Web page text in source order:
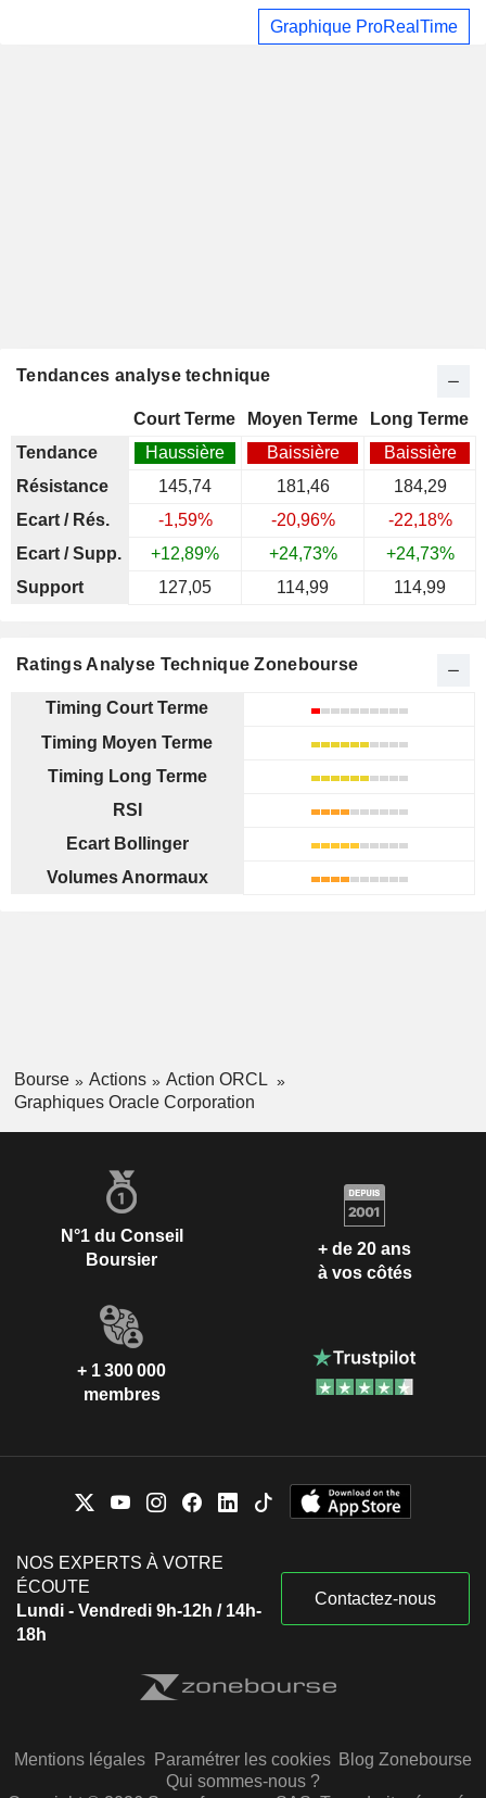
Graphique ProRealTime
Tendances analyse technique
Court Terme Moyen Terme
Long Terme
Tendance
Haussière Baissière
Baissière
Résistance
145,74 181,46
184,29
Ecart / Rés.
-1,59% -20,96%
-22,18%
Ecart / Supp.
+12,89% +24,73%
+24,73%
Support
127,05 114,99 114,99
Ratings Analyse Technique Zonebourse
Timing Court Terme
Timing Moyen Terme
Timing Long Terme
RSI
Ecart Bollinger
Volumes Anormaux
Bourse Actions
Action ORCL
Graphiques Oracle Corporation
N°1 du Conseil
Boursier
+ de 20 ans
à vos côtés
+ 1 300 000
membres
NOS EXPERTS À VOTRE
ÉCOUTE
Lundi - Vendredi 9h-12h / 14h-
18h
Contactez-nous
Mentions légales Paramétrer les cookies Blog Zonebourse
Qui sommes-nous ?